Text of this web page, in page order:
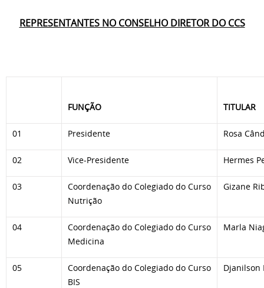
REPRESENTANTES NO CONSELHO DIRETOR DO CCS
FUNÇÃO TITULAR
01 Presidente Rosa
02 Vice-Presidente Hermes
03
Coordenação do Colegiado do Curso
Nutrição
Gizane
04
Coordenação do Colegiado do Curso
Medicina
Marla
05
Coordenação do Colegiado do Curso
BIS
Djanilson